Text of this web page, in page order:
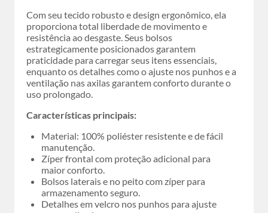
Com seu tecido robusto e design ergonômico, ela
proporciona total liberdade de movimento e
resistência ao desgaste. Seus bolsos
estrategicamente posicionados garantem
praticidade para carregar seus itens essenciais,
enquanto os detalhes como o ajuste nos punhos e a
ventilação nas axilas garantem conforto durante o
uso prolongado.
Características principais:
Material: 100% poliéster resistente e de fácil
manutenção.
Zíper frontal com proteção adicional para
maior conforto.
Bolsos laterais e no peito com zíper para
armazenamento seguro.
Detalhes em velcro nos punhos para ajuste